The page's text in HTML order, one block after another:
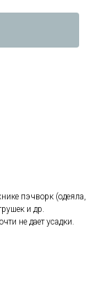
пэчворк (одеяла,
и др.
не дает усадки.